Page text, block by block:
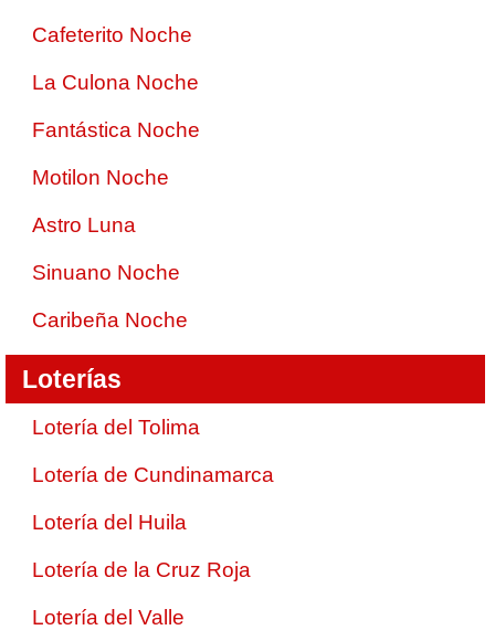
Cafeterito Noche
La Culona Noche
Fantástica Noche
Motilon Noche
Astro Luna
Sinuano Noche
Caribeña Noche
Loterías
Lotería del Tolima
Lotería de Cundinamarca
Lotería del Huila
Lotería de la Cruz Roja
Lotería del Valle